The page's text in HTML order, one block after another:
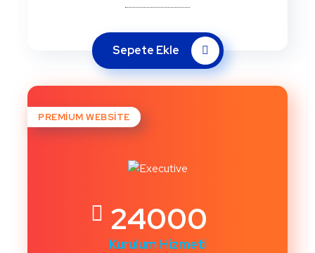
Sepete Ekle
PREMIUM WEBSITE
24000
Kurulum Hizmeti